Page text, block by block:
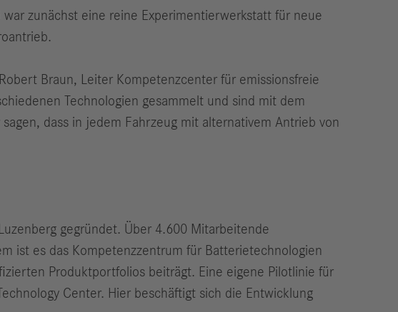
zunächst eine reine Experimentierwerkstatt für neue
Braun, Leiter Kompetenzcenter für emissionsfreie
Technologien gesammelt und sind mit dem
dass in jedem Fahrzeug mit alternativem Antrieb von
gegründet. Über 4.600 Mitarbeitende
ist es das Kompetenzzentrum für Batterietechnologien
Produktportfolios beiträgt. Eine eigene Pilotlinie für
Center. Hier beschäftigt sich die Entwicklung